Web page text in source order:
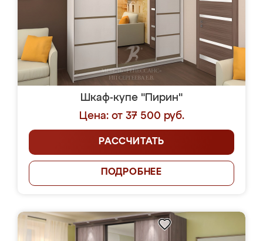
Шкаф-купе "Пирин"
Цена: от 37 500 руб.
РАССЧИТАТЬ
ПОДРОБНЕЕ